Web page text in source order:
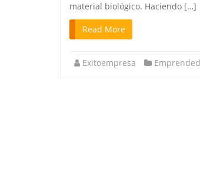
material biológico. Haciendo […]
Read More
Exitoempresa